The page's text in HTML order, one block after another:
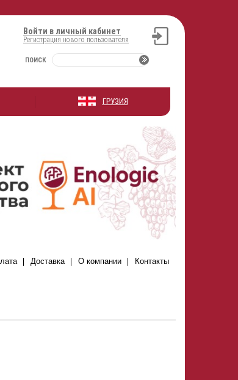
Войти в личный кабинет
Регистрация нового пользователя
ПОИСК
ГРУЗИЯ
Доставка О компании Контакты